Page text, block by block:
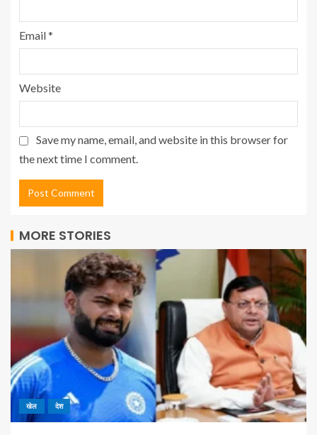
Email*
Website
Save my name, email, and website in this browser for
the next time I comment.
MORE STORIES
खेल देश